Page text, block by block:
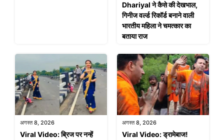
Dhariyal ने कैसे की देखभाल,
गिनीज वर्ल्ड रिकॉर्ड बनाने वाली
भारतीय महिला ने चमत्कार का
बताया राज
अगस्त 8, 2026
Viral Video: ब्रिज पर नन्हें
अगस्त 8, 2026
Viral Video: ड्रामेबाज!